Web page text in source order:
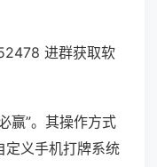
进群获取软
赢”。其操作方式
定义手机打牌系统